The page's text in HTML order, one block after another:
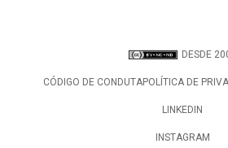
DESDE
CÓDIGO DE CONDUTAPOLÍTICA DE
LINKEDIN
INSTAGRAM